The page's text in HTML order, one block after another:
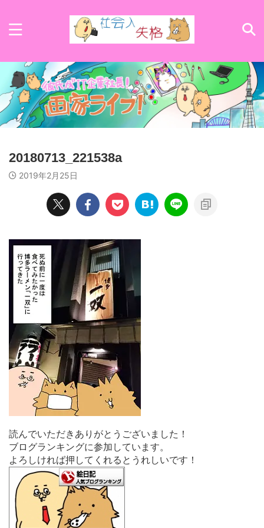
20180713_221538a
2019年2月25日
読んでいただきありがとうございました！
ブログランキングに参加しています。
よろしければ押してくれるとうれしいです！